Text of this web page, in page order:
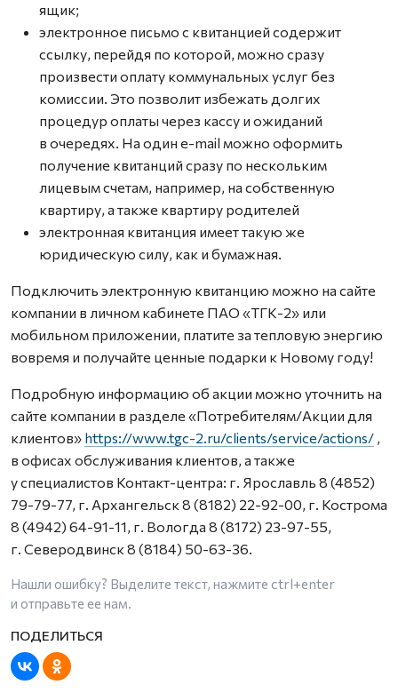
ящик;
электронное письмо с квитанцией содержит
ссылку, перейдя по которой, можно сразу
произвести оплату коммунальных услуг без
комиссии. Это позволит избежать долгих
процедур оплаты через кассу и ожиданий
в очередях. На один e-mail можно оформить
получение квитанций сразу по нескольким
лицевым счетам, например, на собственную
квартиру, а также квартиру родителей
электронная квитанция имеет такую же
юридическую силу, как и бумажная.
Подключить электронную квитанцию можно на сайте
компании в личном кабинете ПАО «ТГК-2» или
мобильном приложении, платите за тепловую энергию
вовремя и получайте ценные подарки к Новому году!
Подробную информацию об акции можно уточнить на
сайте компании в разделе «Потребителям/Акции для
клиентов» https://www.tgc-2.ru/clients/service/actions/ ,
в офисах обслуживания клиентов, а также
у специалистов Контакт-центра: г. Ярославль 8 (4852)
79-79-77, г. Архангельск 8 (8182) 22-92-00, г. Кострома
8 (4942) 64-91-11, г. Вологда 8 (8172) 23-97-55,
г. Северодвинск 8 (8184) 50-63-36.
Нашли ошибку? Выделите текст, нажмите ctrl+enter
и отправьте ее нам.